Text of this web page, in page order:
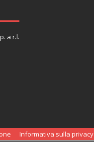
a r.l.
Informativa sulla privacy